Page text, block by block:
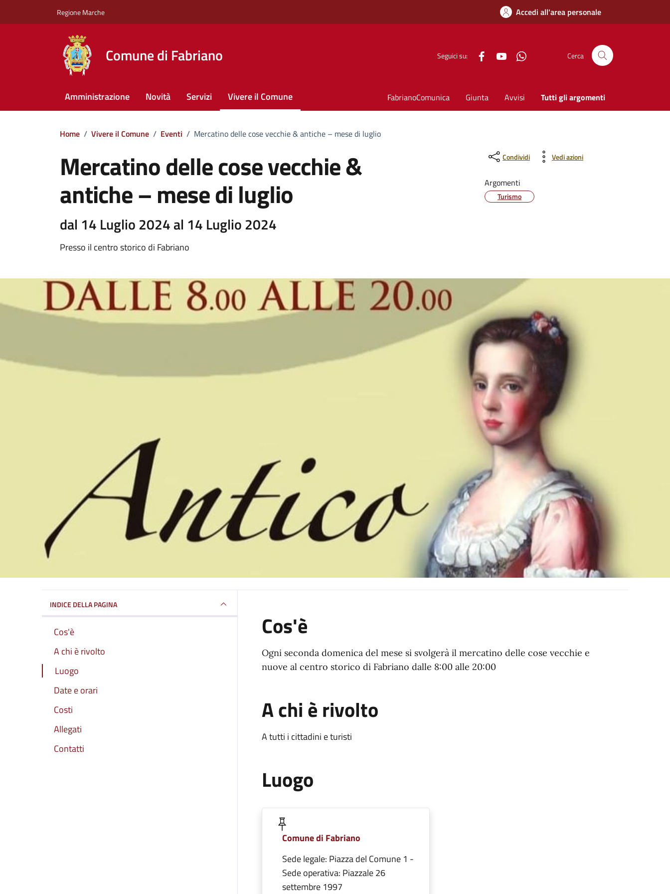
Regione Marche Accedi all'area personale
Comune di Fabriano Seguici su: FacebookYouTube Cerca
Amministrazione Novità Servizi Vivere il Comune FabrianoComunica Giunta Avvisi Tutti gli argomenti
Home / Vivere il Comune / Eventi / Mercatino delle cose vecchie & antiche – mese di luglio
Mercatino delle cose vecchie &
antiche – mese di luglio
dal 14 Luglio 2024 al 14 Luglio 2024
Presso il centro storico di Fabriano
Condividi Vedi azioni
Argomenti
Turismo
INDICE DELLA PAGINA
Cos'è
A chi è rivolto
Luogo
Date e orari
Costi
Allegati
Contatti
Cos'è
Ogni seconda domenica del mese si svolgerà il mercatino delle cose vecchie e
nuove al centro storico di Fabriano dalle 8:00 alle 20:00
A chi è rivolto
A tutti i cittadini e turisti
Luogo
Comune di Fabriano
Sede legale: Piazza del Comune 1 -
Sede operativa: Piazzale 26
settembre 1997